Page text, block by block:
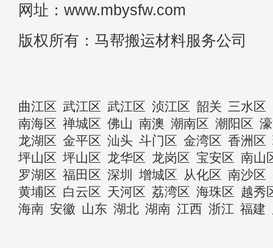
网址：www.mbysfw.com
版权所有：马帮搬运材料服务公司
曲江区 武江区 武江区 浈江区 韶关 三水区
南海区 禅城区 佛山 南澳 潮南区 潮阳区
龙湖区 金平区 汕头 斗门区 金湾区 香洲区
坪山区 坪山区 龙华区 龙岗区 宝安区 南山
罗湖区 福田区 深圳 增城区 从化区 南沙区
黄埔区 白云区 天河区 荔湾区 海珠区 越秀
海南 安徽 山东 湖北 湖南 江西 浙江 福建